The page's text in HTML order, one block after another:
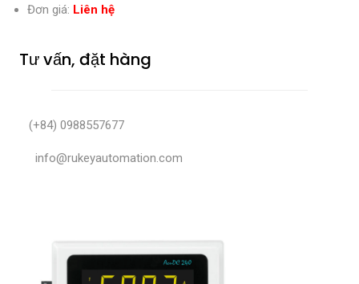
Đơn giá: Liên hệ
Tư vấn, đặt hàng
(+84) 0988557677
info@rukeyautomation.com